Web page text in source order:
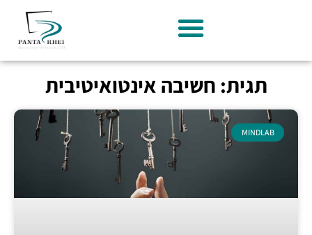
תגית: חשיבה אינטואיטיבית
MINDLAB